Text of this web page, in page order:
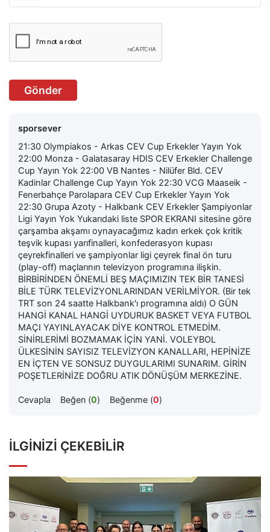
Gönder
sporsever
21:30 Olympiakos - Arkas CEV Cup Erkekler Yayın Yok
22:00 Monza - Galatasaray HDIS CEV Erkekler Challenge
Cup Yayın Yok 22:00 VB Nantes - Nilüfer Bld. CEV
Kadinlar Challenge Cup Yayın Yok 22:30 VCG Maaseik -
Fenerbahçe Parolapara CEV Cup Erkekler Yayın Yok
22:30 Grupa Azoty - Halkbank CEV Erkekler Şampiyonlar
Ligi Yayın Yok Yukarıdaki liste SPOR EKRANI sitesine göre
çarşamba akşamı oynayacağımız kadın erkek çok kritik
teşvik kupası yarıfinalleri, konfederasyon kupası
çeyrekfinalleri ve şampiyonlar ligi çeyrek final ön turu
(play-off) maçlarının televizyon programına ilişkin.
BİRBİRİNDEN ÖNEMLİ BEŞ MAÇIMIZIN TEK BİR TANESİ
BİLE TÜRK TELEVİZYONLARINDAN VERİLMİYOR. (Bir tek
TRT son 24 saatte Halkbank'ı programına aldı) O GÜN
HANGİ KANAL HANGİ UYDURUK BASKET VEYA FUTBOL
MAÇI YAYINLAYACAK DİYE KONTROL ETMEDİM.
SİNİRLERİMİ BOZMAMAK İÇİN YANİ. VOLEYBOL
ÜLKESİNİN SAYISIZ TELEVİZYON KANALLARI, HEPİNİZE
EN İÇTEN VE SONSUZ DUYGULARIMI SUNARIM. GİRİN
POŞETLERİNİZE DOĞRU ATIK DÖNÜŞÜM MERKEZİNE.
Cevapla Beğen (0) Beğenme (0)
İLGINIZI ÇEKEBILIR